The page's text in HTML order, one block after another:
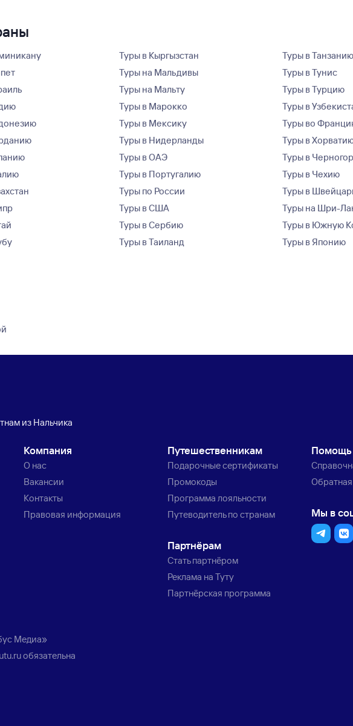
Туры в Кыргызстан
Туры на Мальдивы
Туры на Мальту
Туры в Марокко
Туры в Мексику
Туры в Нидерланды
Туры в ОАЭ
Туры в Португалию
Туры по России
Туры в США
Туры в Сербию
Туры в Таиланд
Туры в Танзанию
Туры в Тунис
Туры в Турцию
Туры в
Туры во
Туры в
Туры в
Туры в Чехию
Туры в
Туры на Шри-
Туры в Южную
Туры в Японию
из Нальчика
Компания
О нас
Вакансии
Контакты
Правовая информация
Путешественникам
Подарочные сертификаты
Промокоды
Программа лояльности
Путеводитель по странам
Партнёрам
Стать партнёром
Реклама на Туту
Партнёрская программа
Помощь
Обратная
Мы в
Медиа»
обязательна